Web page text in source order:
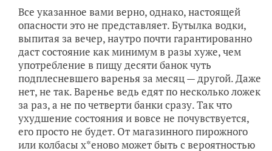
Все указанное вами верно, однако, настоящей
опасности это не представляет. Бутылка водки,
выпитая за вечер, наутро почти гарантированно
даст состояние как минимум в разы хуже, чем
употребление в пищу десяти банок чуть
подплесневшего варенья за месяц — другой. Даже
нет, не так. Варенье ведь едят по несколько ложек
за раз, а не по четверти банки сразу. Так что
ухудшение состояния и вовсе не почувствуется,
его просто не будет. От магазинного пирожного
или колбасы х*еново может быть с вероятностью